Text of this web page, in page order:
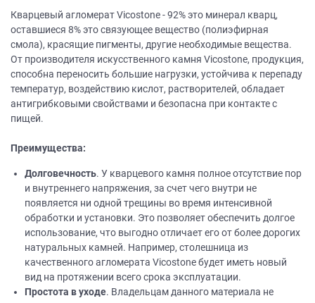
Кварцевый агломерат Vicostone - 92% это минерал кварц,
оставшиеся 8% это связующее вещество (полиэфирная
смола), красящие пигменты, другие необходимые вещества.
От производителя искусственного камня Vicostone, продукция,
способна переносить большие нагрузки, устойчива к перепаду
температур, воздействию кислот, растворителей, обладает
антигрибковыми свойствами и безопасна при контакте с
пищей.
Преимущества:
Долговечность. У кварцевого камня полное отсутствие пор
и внутреннего напряжения, за счет чего внутри не
появляется ни одной трещины во время интенсивной
обработки и установки. Это позволяет обеспечить долгое
использование, что выгодно отличает его от более дорогих
натуральных камней. Например, столешница из
качественного агломерата Vicostone будет иметь новый
вид на протяжении всего срока эксплуатации.
Простота в уходе. Владельцам данного материала не